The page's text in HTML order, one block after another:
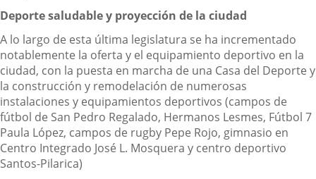
Deporte saludable y proyección de la ciudad
A lo largo de esta última legislatura se ha incrementado
notablemente la oferta y el equipamiento deportivo en la
ciudad, con la puesta en marcha de una Casa del Deporte y
la construcción y remodelación de numerosas
instalaciones y equipamientos deportivos (campos de
fútbol de San Pedro Regalado, Hermanos Lesmes, Fútbol 7
Paula López, campos de rugby Pepe Rojo, gimnasio en
Centro Integrado José L. Mosquera y centro deportivo
Santos-Pilarica)